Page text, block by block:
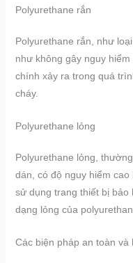
Polyurethane rắn
Polyurethane rắn, như
như không gây nguy
chính xảy ra trong quá
cháy.
Polyurethane lỏng
Polyurethane lỏng,
dán, có độ nguy hiểm
sử dụng trang thiết bị bảo
dạng lỏng của
Các biện pháp an toàn và